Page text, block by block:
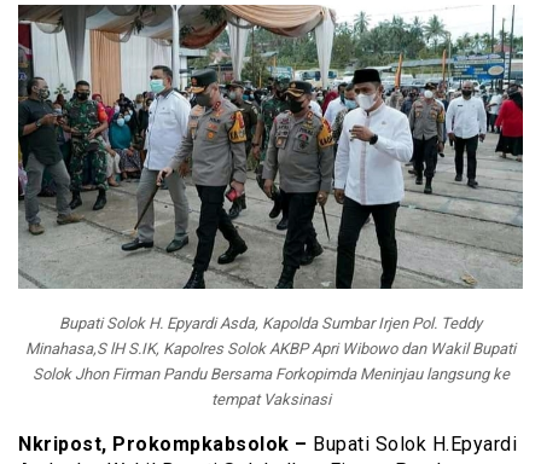
Bupati Solok H. Epyardi Asda, Kapolda Sumbar Irjen Pol. Teddy
Minahasa,S lH S.IK, Kapolres Solok AKBP Apri Wibowo dan Wakil Bupati
Solok Jhon Firman Pandu Bersama Forkopimda Meninjau langsung ke
tempat Vaksinasi
Nkripost, Prokompkabsolok – Bupati Solok H.Epyardi